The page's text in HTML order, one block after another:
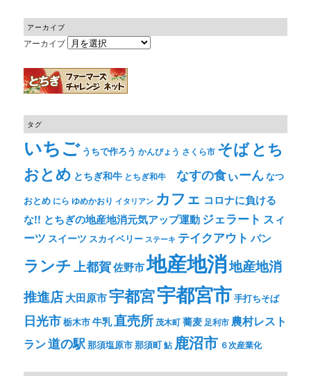
アーカイブ
アーカイブ
タグ
いちご うちで作ろう かんぴょう さくら市 そばとち
おとめ とちぎ和牛 とちぎ和牛 なすの食ぃーんなつ
おとめ にら ゆめかおり イタリアン カフェ コロナに負ける
な!! とちぎの地産地消元気アップ運動ジェラート スィ
ーツ スイーツ スカイベリー ステーキ テイクアウト パン
ランチ上都賀佐野市地産地消地産地消
推進店大田原市宇都宮宇都宮市手打ちそば
日光市栃木市牛乳直売所 茂木町蕎麦 足利市 農村レスト
ラン道の駅那須塩原市那須町鮎 鹿沼市 ６次産業化